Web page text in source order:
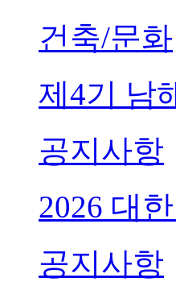
건축/문화
제4기 남
공지사항
2026 대
공지사항